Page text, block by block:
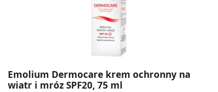
Emolium Dermocare krem ochronny na
wiatr i mróz SPF20, 75 ml